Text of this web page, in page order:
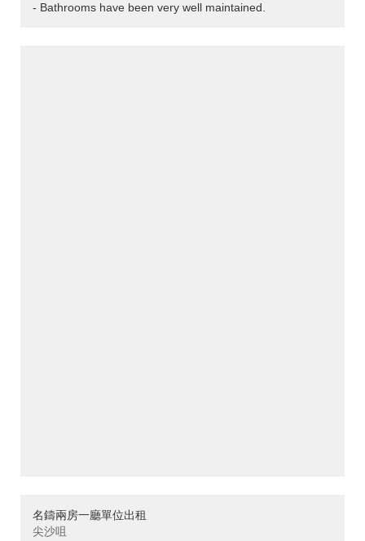
- Bathrooms have been very well maintained.
名鑄兩房一廳單位出租
尖沙咀